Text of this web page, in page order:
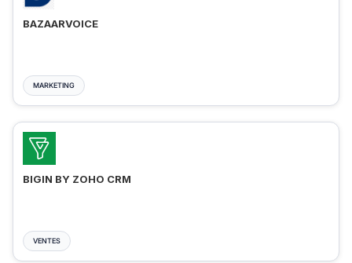
BAZAARVOICE
MARKETING
BIGIN BY ZOHO CRM
VENTES